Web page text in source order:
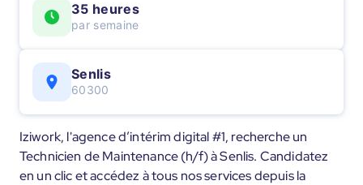
35 heures
par semaine
Senlis
60300
Iziwork, l'agence d’intérim digital #1, recherche un
Technicien de Maintenance (h/f) à Senlis. Candidatez
en un clic et accédez à tous nos services depuis la